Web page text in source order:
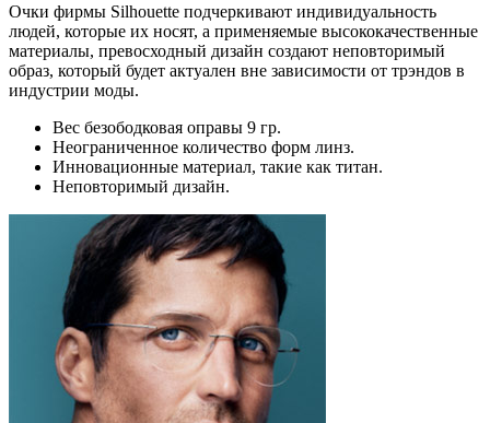
Очки фирмы Silhouette подчеркивают индивидуальность
людей, которые их носят, а применяемые высококачественные
материалы, превосходный дизайн создают неповторимый
образ, который будет актуален вне зависимости от трэндов в
индустрии моды.
Вес безободковая оправы 9 гр.
Неограниченное количество форм линз.
Инновационные материал, такие как титан.
Неповторимый дизайн.